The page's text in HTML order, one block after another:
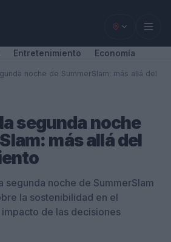
Entretenimiento Economía
noche de SummerSlam: más allá del
segunda noche
más allá del
segunda noche de SummerSlam
la sostenibilidad en el
de las decisiones